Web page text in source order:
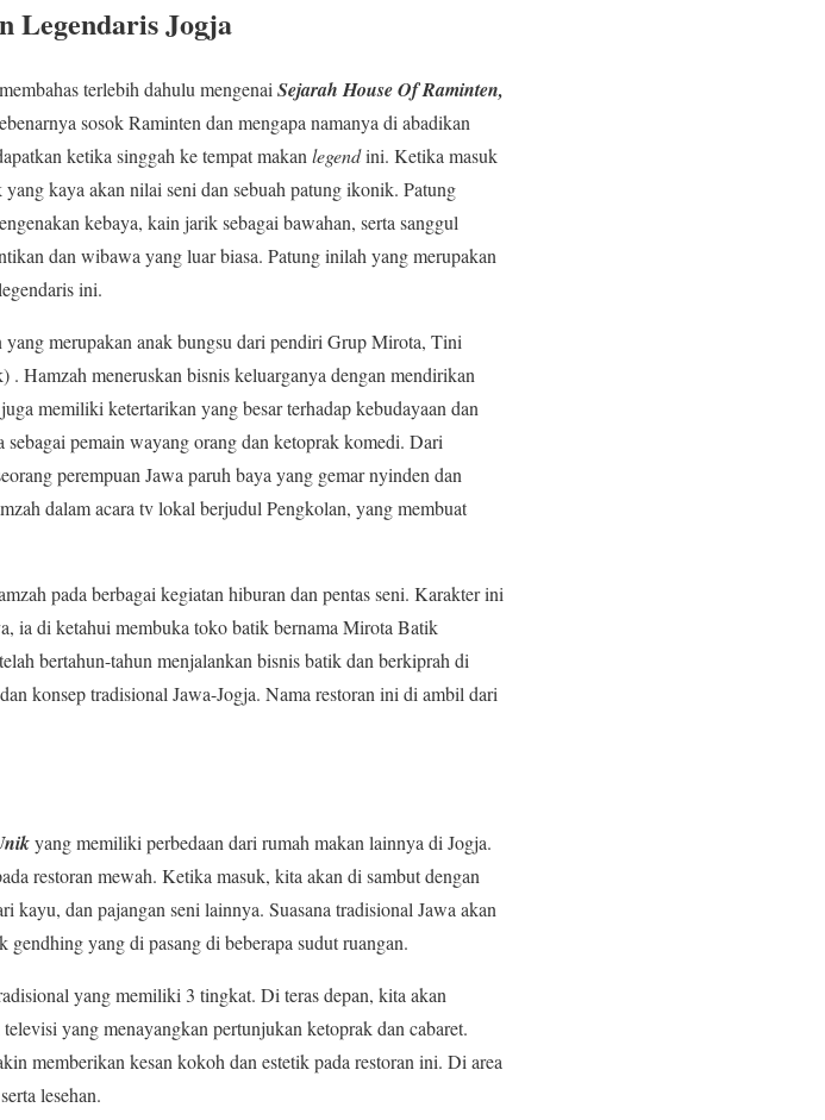
Legendaris Jogja
terlebih dahulu mengenai Sejarah House Of Raminten,
sosok Raminten dan mengapa namanya di abadikan
ketika singgah ke tempat makan legendini. Ketika masuk
kaya akan nilai seni dan sebuah patung ikonik. Patung
kebaya, kain jarik sebagai bawahan, serta sanggul
dan wibawa yang luar biasa. Patung inilah yang merupakan
ini.
merupakan anak bungsu dari pendiri Grup Mirota, Tini
meneruskan bisnis keluarganya dengan mendirikan
memiliki ketertarikan yang besar terhadap kebudayaan dan
pemain wayang orang dan ketoprak komedi. Dari
perempuan Jawa paruh baya yang gemar nyinden dan
dalam acara tv lokal berjudul Pengkolan, yang membuat
pada berbagai kegiatan hiburan dan pentas seni. Karakter ini
ia di ketahui membuka toko batik bernama Mirota Batik
bertahun-tahun menjalankan bisnis batik dan berkiprah di
konsep tradisional Jawa-Jogja. Nama restoran ini di ambil dari
yang memiliki perbedaan dari rumah makan lainnya di Jogja.
restoran mewah. Ketika masuk, kita akan di sambut dengan
kayu, dan pajangan seni lainnya. Suasana tradisional Jawa akan
gendhing yang di pasang di beberapa sudut ruangan.
yang memiliki 3 tingkat. Di teras depan, kita akan
yang menayangkan pertunjukan ketoprak dan cabaret.
memberikan kesan kokoh dan estetik pada restoran ini. Di area
lesehan.